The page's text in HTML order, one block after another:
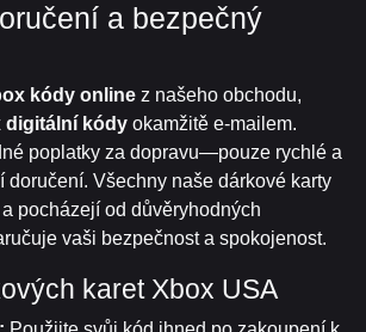
a bezpečný
kódy online z našeho obchodu,
digitální kódy okamžitě e-mailem.
poplatky za dopravu—pouze rychlé a
Všechny naše dárkové karty
pocházejí od důvěryhodných
vaši bezpečnost a spokojenost.
karet Xbox USA